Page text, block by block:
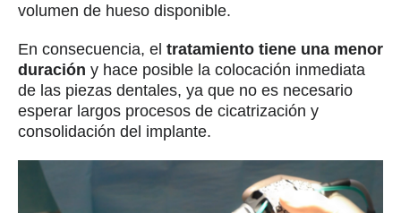
volumen de hueso disponible.
En consecuencia, el tratamiento tiene una menor
duración y hace posible la colocación inmediata
de las piezas dentales, ya que no es necesario
esperar largos procesos de cicatrización y
consolidación del implante.